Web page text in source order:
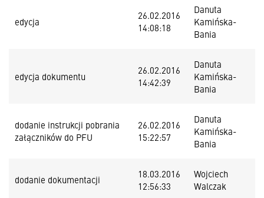
edycja
26.02.2016
14:08:18
Danuta
Kamińska-
Bania
edycja dokumentu
26.02.2016
14:42:39
Danuta
Kamińska-
Bania
dodanie instrukcji pobrania
załączników do PFU
26.02.2016
15:22:57
Danuta
Kamińska-
Bania
dodanie dokumentacji
18.03.2016
12:56:33
Wojciech
Walczak